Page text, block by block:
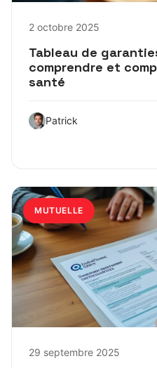
2 octobre 2025
Tableau de
comprendre et
santé
Patrick
MUTUELLE
29 septembre 2025